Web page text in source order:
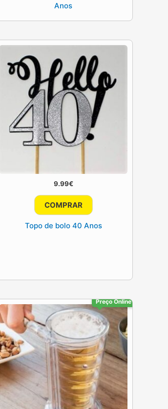
Anos
9.99€
COMPRAR
Topo de bolo 40 Anos
Preço Online